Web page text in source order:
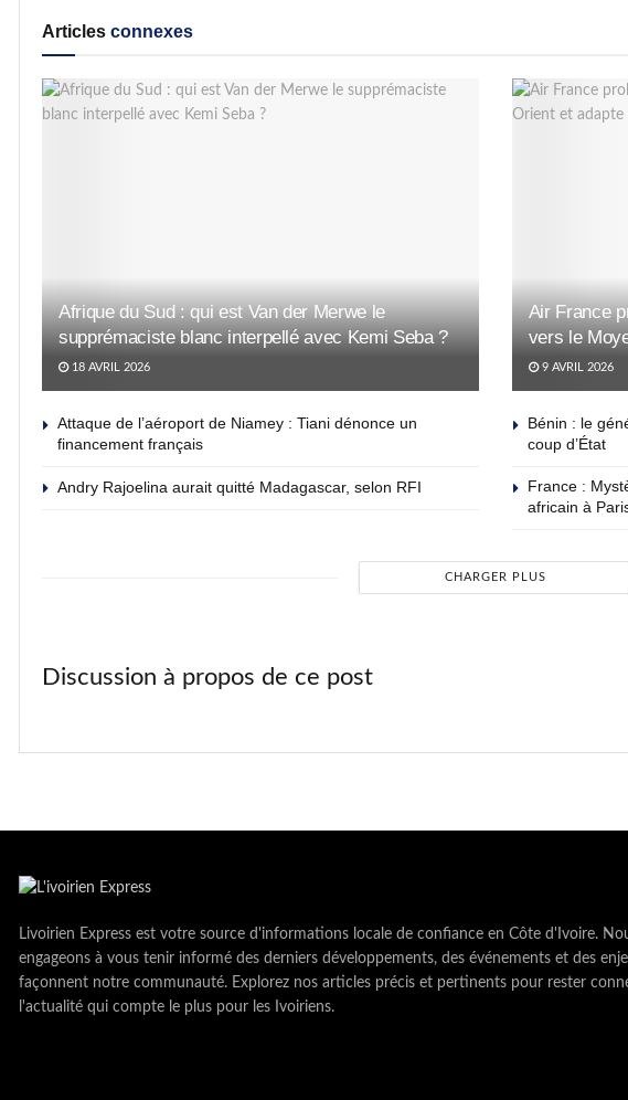
Articles connexes
Afrique du Sud : qui est Van der Merwe le
supprémaciste blanc interpellé avec Kemi Seba ?
18 AVRIL 2026
Air France
vers le
9 AVRIL 2026
Attaque de l’aéroport de Niamey : Tiani dénonce un
financement français
Bénin : le
coup d’État
Andry Rajoelina aurait quitté Madagascar, selon RFI
France :
africain à
CHARGER PLUS
Discussion à propos de ce post
Livoirien Express est votre source d'informations locale de confiance en Côte d'Ivoire.
engageons à vous tenir informé des derniers développements, des événements et des
façonnent notre communauté. Explorez nos articles précis et pertinents pour rester
l'actualité qui compte le plus pour les Ivoiriens.